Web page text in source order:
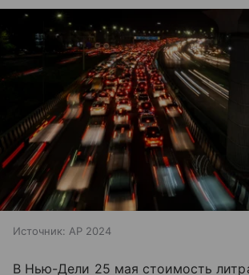
Источник: AP 2024
В Нью-Дели 25 мая стоимость